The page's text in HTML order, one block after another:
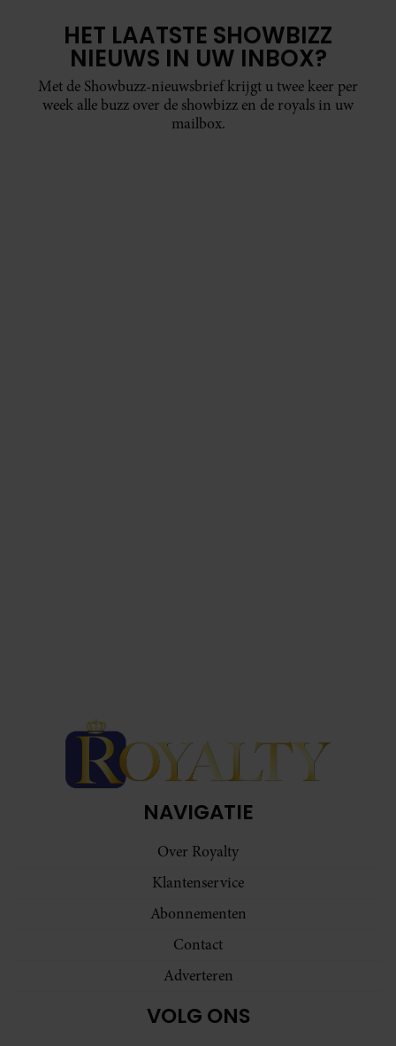
HET LAATSTE SHOWBIZZ
NIEUWS IN UW INBOX?
Met de Showbuzz-nieuwsbrief krijgt u twee keer per
week alle buzz over de showbizz en de royals in uw
mailbox.
NAVIGATIE
Over Royalty
Klantenservice
Abonnementen
Contact
Adverteren
VOLG ONS